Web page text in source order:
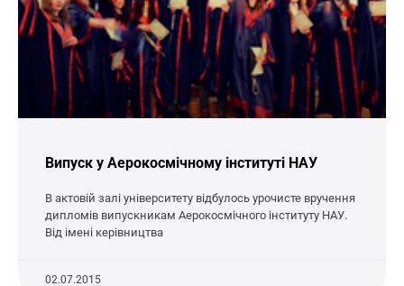
Випуск у Аерокосмічному інституті НАУ
В актовій залі університету відбулось урочисте вручення
дипломів випускникам Аерокосмічного інституту НАУ.
Від імені керівництва
02.07.2015